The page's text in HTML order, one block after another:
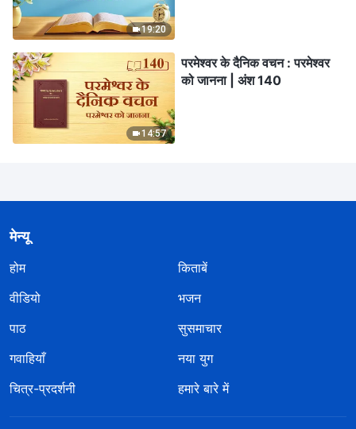
19:20
14:57
परमेश्वर के दैनिक वचन : परमेश्वर
को जानना | अंश 140
मेन्यू
होम
किताबें
वीडियो
भजन
पाठ
सुसमाचार
गवाहियाँ
नया युग
चित्र-प्रदर्शनी
हमारे बारे में